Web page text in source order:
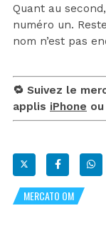
Quant au
numéro un.
nom n’est pas
🔁 Suivez le
applis iPhone ou
MERCATO OM